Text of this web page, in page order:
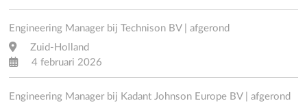
Engineering Manager bij Technison BV | afgerond
Zuid-Holland
4 februari 2026
Engineering Manager bij Kadant Johnson Europe BV | afgerond